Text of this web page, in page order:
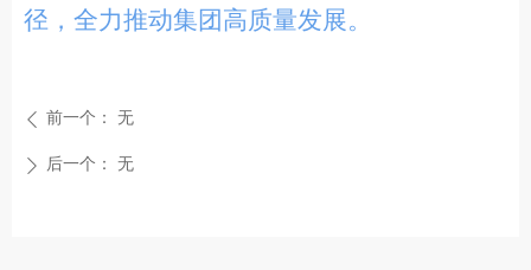
径，全力推动集团高质量发展。
ꄴ 前一个： 无
ꄲ 后一个： 无